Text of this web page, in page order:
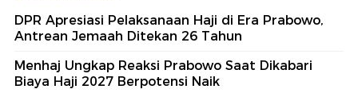
DPR Apresiasi Pelaksanaan Haji di Era Prabowo,
Antrean Jemaah Ditekan 26 Tahun
Menhaj Ungkap Reaksi Prabowo Saat Dikabari
Biaya Haji 2027 Berpotensi Naik